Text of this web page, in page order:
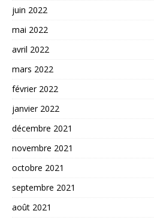
juin 2022
mai 2022
avril 2022
mars 2022
février 2022
janvier 2022
décembre 2021
novembre 2021
octobre 2021
septembre 2021
août 2021